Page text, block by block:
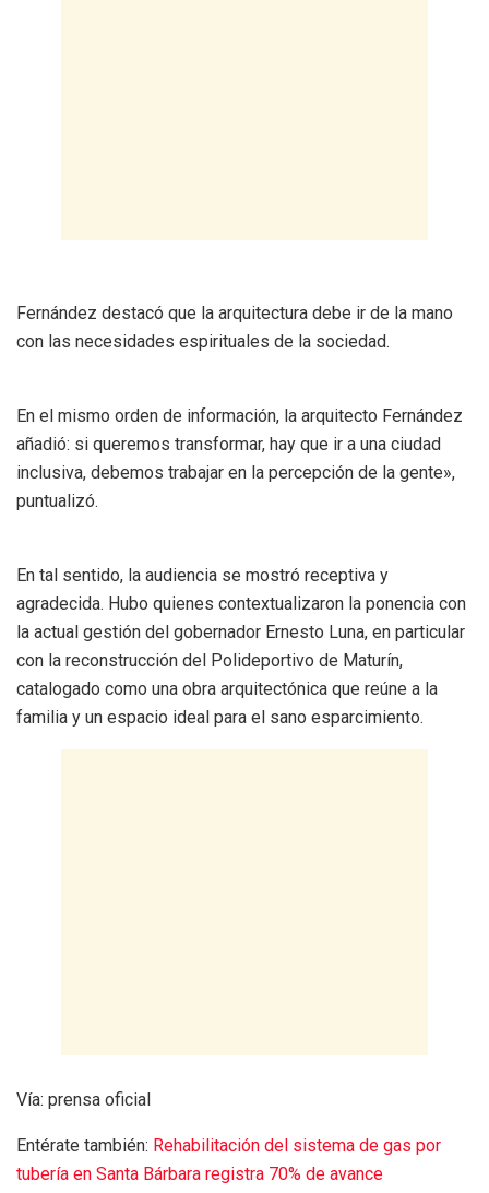
Fernández destacó que la arquitectura debe ir de la mano
con las necesidades espirituales de la sociedad.
En el mismo orden de información, la arquitecto Fernández
añadió: si queremos transformar, hay que ir a una ciudad
inclusiva, debemos trabajar en la percepción de la gente»,
puntualizó.
En tal sentido, la audiencia se mostró receptiva y
agradecida. Hubo quienes contextualizaron la ponencia con
la actual gestión del gobernador Ernesto Luna, en particular
con la reconstrucción del Polideportivo de Maturín,
catalogado como una obra arquitectónica que reúne a la
familia y un espacio ideal para el sano esparcimiento.
Vía: prensa oficial
Entérate también: Rehabilitación del sistema de gas por
tubería en Santa Bárbara registra 70% de avance